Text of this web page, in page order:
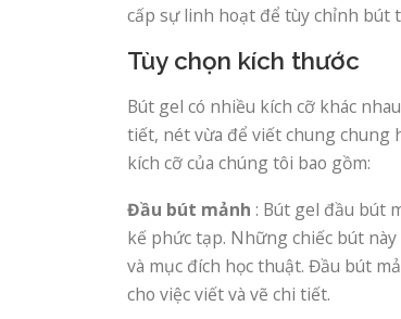
cấp sự linh hoạt để tùy chỉnh bút
Tùy chọn kích thước
Bút gel có nhiều kích cỡ khác
tiết, nét vừa để viết chung chung
kích cỡ của chúng tôi bao gồm:
Đầu bút mảnh : Bút gel đầu bút
kế phức tạp. Những chiếc bút
và mục đích học thuật. Đầu bút
cho việc viết và vẽ chi tiết.